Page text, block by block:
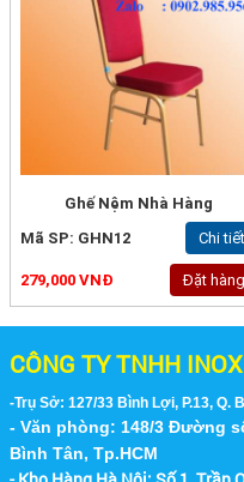
Ghế Nệm Nhà Hàng
Mã SP: GHN12
Chi tiết
279,000 VNĐ Đặt hàng
CÔNG TY TNHH
-Trụ Sở: 127/33 Bình Lợi, P.13, Q.
- Văn phòng: 148/3 Đường
Bình Tân, Tp.HCM